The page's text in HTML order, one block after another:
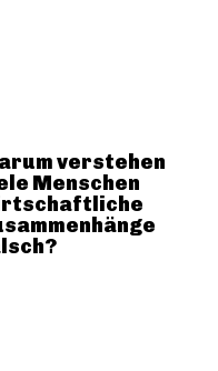
verstehen
Menschen